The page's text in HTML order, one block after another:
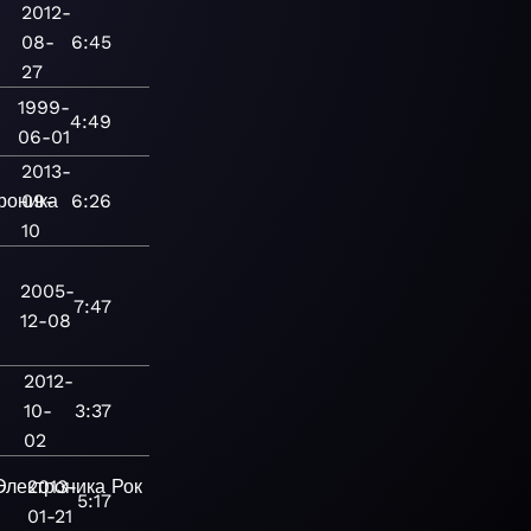
2012-
08-
27
6:45
1999-
06-01
4:49
2013-
09-
10
6:26
2005-
12-08
7:47
2012-
10-
02
3:37
Рок
2013-
01-21
5:17